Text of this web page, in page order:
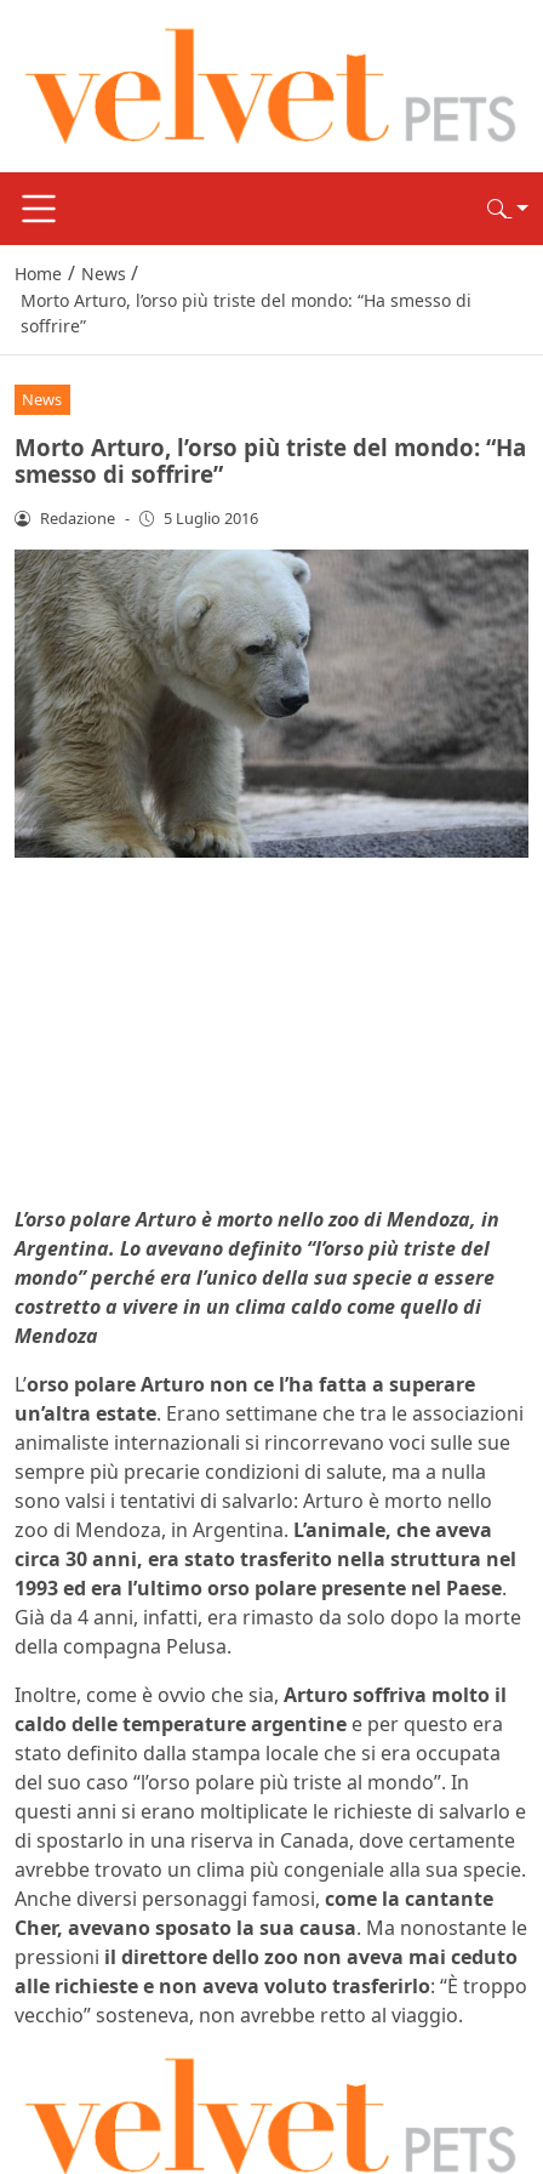
Home / News /
Morto Arturo, l’orso più triste del mondo: “Ha smesso di
soffrire”
News
Morto Arturo, l’orso più triste del mondo: “Ha
smesso di soffrire”
Redazione - 5 Luglio 2016
L’orso polare Arturo è morto nello zoo di Mendoza, in
Argentina. Lo avevano definito “l’orso più triste del
mondo” perché era l’unico della sua specie a essere
costretto a vivere in un clima caldo come quello di
Mendoza
L’orso polare Arturo non ce l’ha fatta a superare
un’altra estate. Erano settimane che tra le associazioni
animaliste internazionali si rincorrevano voci sulle sue
sempre più precarie condizioni di salute, ma a nulla
sono valsi i tentativi di salvarlo: Arturo è morto nello
zoo di Mendoza, in Argentina. L’animale, che aveva
circa 30 anni, era stato trasferito nella struttura nel
1993 ed era l’ultimo orso polare presente nel Paese.
Già da 4 anni, infatti, era rimasto da solo dopo la morte
della compagna Pelusa.
Inoltre, come è ovvio che sia, Arturo soffriva molto il
caldo delle temperature argentine e per questo era
stato definito dalla stampa locale che si era occupata
del suo caso “l’orso polare più triste al mondo”. In
questi anni si erano moltiplicate le richieste di salvarlo e
di spostarlo in una riserva in Canada, dove certamente
avrebbe trovato un clima più congeniale alla sua specie.
Anche diversi personaggi famosi, come la cantante
Cher, avevano sposato la sua causa. Ma nonostante le
pressioni il direttore dello zoo non aveva mai ceduto
alle richieste e non aveva voluto trasferirlo: “È troppo
vecchio” sosteneva, non avrebbe retto al viaggio.